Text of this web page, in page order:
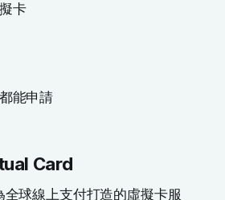
卡
能申請
Card
全球線上支付打造的虛擬卡服